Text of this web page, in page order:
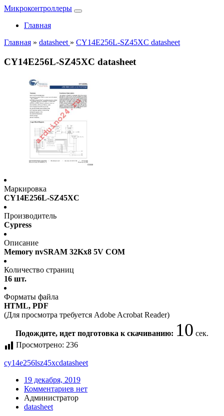
Микроконтроллеры
Главная
Главная » datasheet » CY14E256L-SZ45XC datasheet
CY14E256L-SZ45XC datasheet
Маркировка
CY14E256L-SZ45XC
Производитель
Cypress
Описание
Memory nvSRAM 32Kx8 5V COM
Количество страниц
16 шт.
Форматы файла
HTML, PDF
(Для просмотра требуется Adobe Acrobat Reader)
Подождите, идет подготовка к скачиванию: 10 сек.
Просмотрено: 236
cy14e256lsz45xcdatasheet
19 декабря, 2019
Комментариев нет
Администратор
datasheet